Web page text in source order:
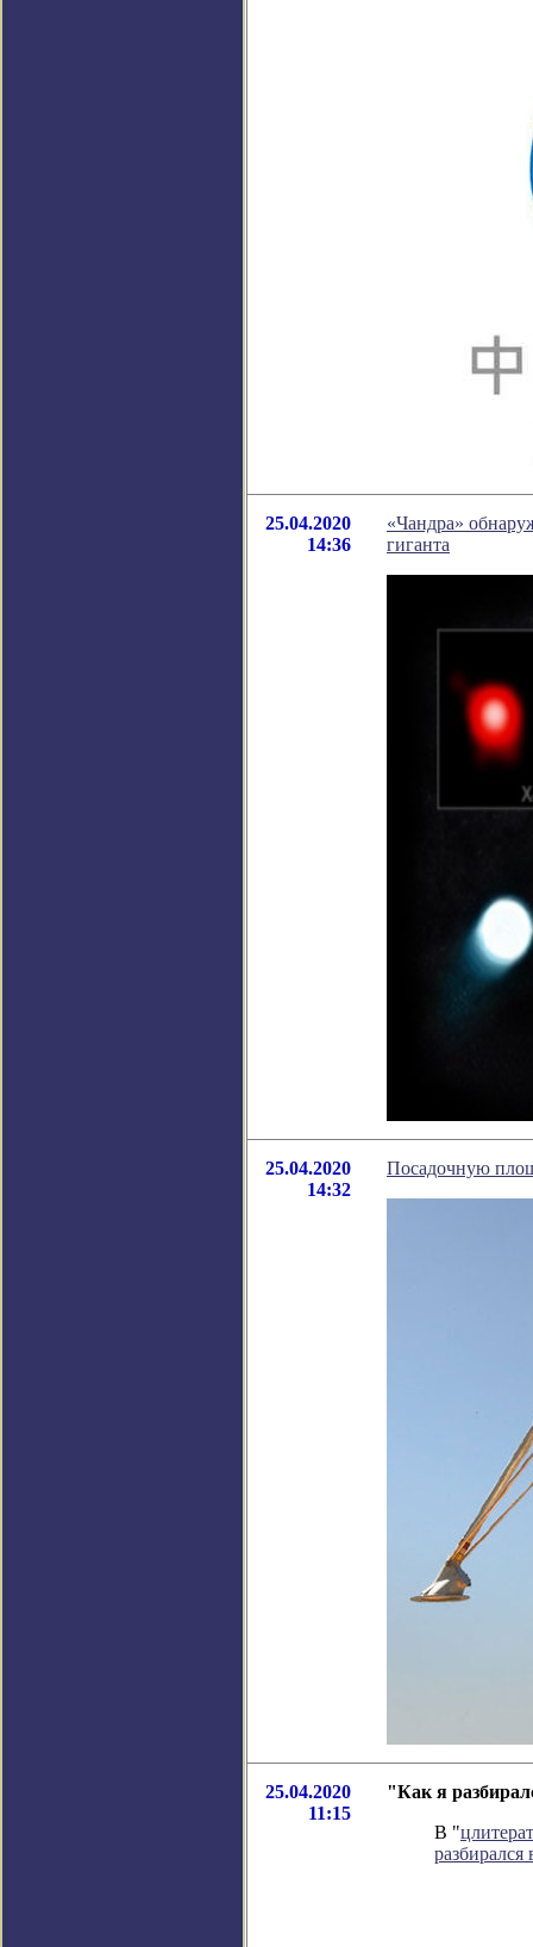
25.04.2020
14:36
«Чандра»
гиганта
25.04.2020
14:32
Посадочную
25.04.2020
11:15
"Как я
В "